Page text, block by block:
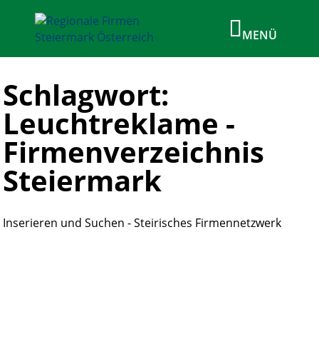
Schlagwort:
Leuchtreklame -
Firmenverzeichnis
Steiermark
Inserieren und Suchen - Steirisches Firmennetzwerk